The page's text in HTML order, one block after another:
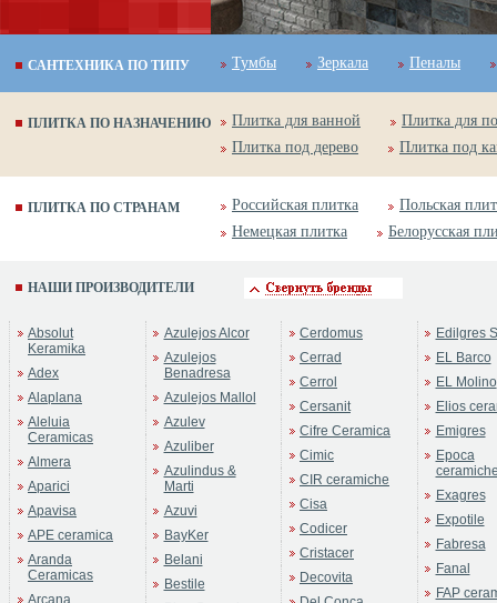
САНТЕХНИКА ПО ТИПУ Тумбы Зеркала Пеналы
ПЛИТКА ПО НАЗНАЧЕНИЮ Плитка для ванной
Плитка для
Плитка под дерево
Плитка под
ПЛИТКА ПО СТРАНАМ Российская плитка
Польская
Немецкая плитка
Белорусская
НАШИ ПРОИЗВОДИТЕЛИ
Absolut
Keramika
Adex
Alaplana
Aleluia
Ceramicas
Almera
Aparici
Apavisa
APE ceramica
Aranda
Ceramicas
Arcana
Azulejos Alcor
Azulejos
Benadresa
Azulejos Mallol
Azulev
Azuliber
Azulindus &
Marti
Azuvi
BayKer
Belani
Bestile
Cerdomus
Cerrad
Cerrol
Cersanit
Cifre Ceramica
Cimic
CIR ceramiche
Cisa
Codicer
Cristacer
Decovita
Edilgres
EL Barco
EL Molino
Elios
Emigres
Epoca
Exagres
Expotile
Fabresa
Fanal
FAP